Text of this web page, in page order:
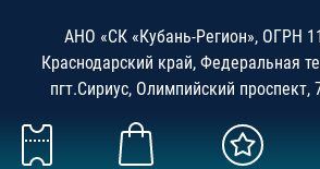
АНО «СК «Кубань-Регион», ОГРН
Краснодарский край, Федеральная
пгт.Сириус, Олимпийский